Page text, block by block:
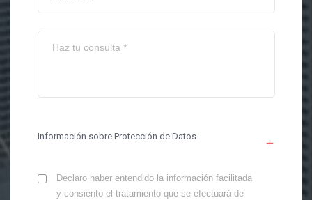
Información sobre Protección de Datos
Declaro haber entendido la información facilitada
y consiento el tratamiento que se efectuará de